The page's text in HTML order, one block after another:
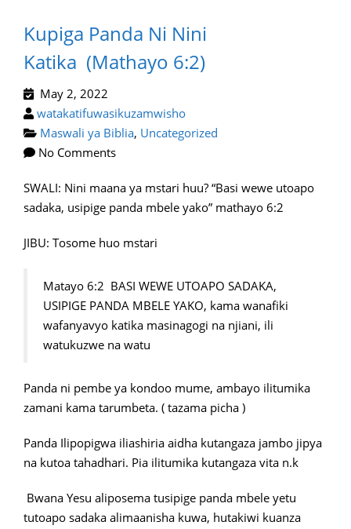
Kupiga Panda Ni Nini
Katika (Mathayo 6:2)
May 2, 2022
watakatifuwasikuzamwisho
Maswali ya Biblia, Uncategorized
No Comments
SWALI: Nini maana ya mstari huu? “Basi wewe utoapo
sadaka, usipige panda mbele yako” mathayo 6:2
JIBU: Tosome huo mstari
Matayo 6:2 BASI WEWE UTOAPO SADAKA,
USIPIGE PANDA MBELE YAKO, kama wanafiki
wafanyavyo katika masinagogi na njiani, ili
watukuzwe na watu
Panda ni pembe ya kondoo mume, ambayo ilitumika
zamani kama tarumbeta. ( tazama picha )
Panda Ilipopigwa iliashiria aidha kutangaza jambo jipya
na kutoa tahadhari. Pia ilitumika kutangaza vita n.k
Bwana Yesu aliposema tusipige panda mbele yetu
tutoapo sadaka alimaanisha kuwa, hutakiwi kuanza